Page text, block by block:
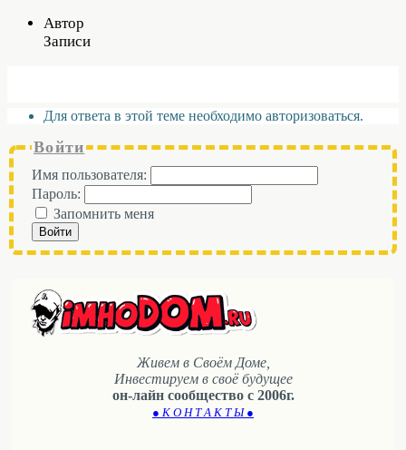
Автор
Записи
Для ответа в этой теме необходимо авторизоваться.
Войти
Имя пользователя:
Пароль:
Запомнить меня
Войти
Живем в Своём Доме,
Инвестируем в своё будущее
он-лайн сообщество с 2006г.
● К О Н Т А К Т Ы ●